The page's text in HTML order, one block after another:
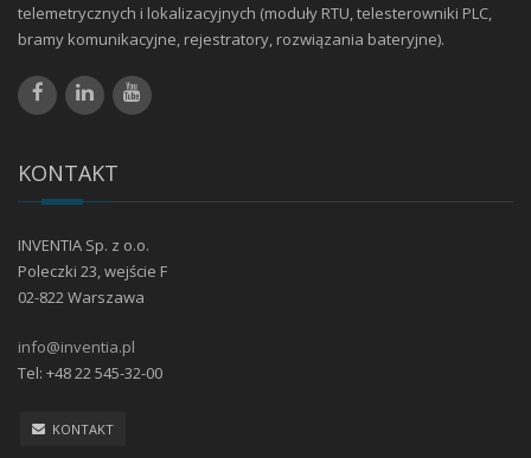
telemetrycznych i lokalizacyjnych (moduły RTU, telesterowniki PLC,
bramy komunikacyjne, rejestratory, rozwiązania bateryjne).
KONTAKT
INVENTIA Sp. z o.o.
Poleczki 23, wejście F
02-822 Warszawa
info@inventia.pl
Tel: +48 22 545-32-00
KONTAKT